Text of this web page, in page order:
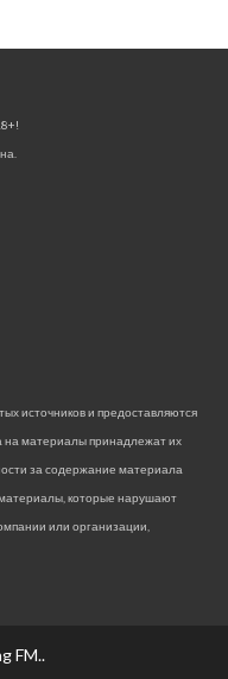
источников и предоставляются
на материалы принадлежат их
за содержание материала
которые нарушают
или организации,
FM..